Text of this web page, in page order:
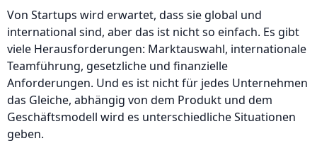
Von Startups wird erwartet, dass sie global und
international sind, aber das ist nicht so einfach. Es gibt
viele Herausforderungen: Marktauswahl, internationale
Teamführung, gesetzliche und finanzielle
Anforderungen. Und es ist nicht für jedes Unternehmen
das Gleiche, abhängig von dem Produkt und dem
Geschäftsmodell wird es unterschiedliche Situationen
geben.